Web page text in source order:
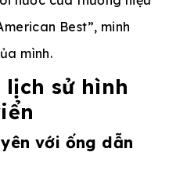
Best”, minh
mình.
lịch sử hình
với ống dẫn